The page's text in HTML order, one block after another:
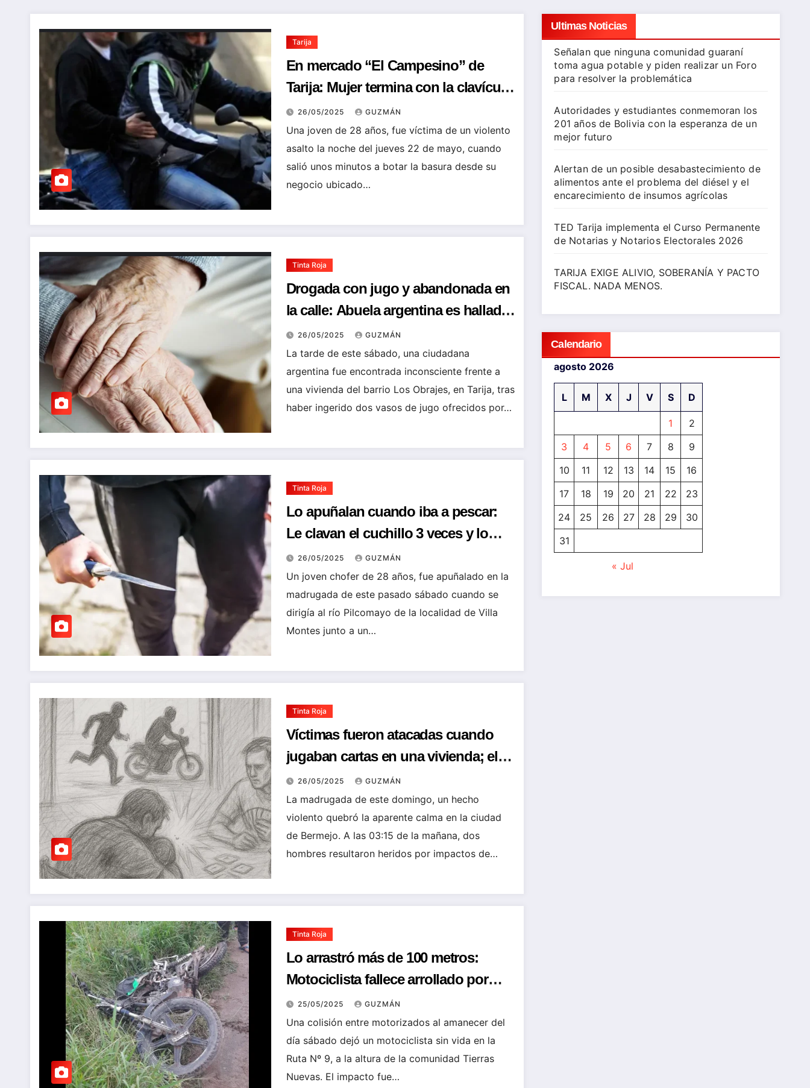
Tarija
En mercado “El Campesino” de
Tarija: Mujer termina con la clavícula
rota tras brutal asalto por
“motochorros”
26/05/2025 GUZMÁN
Una joven de 28 años, fue víctima de un violento
asalto la noche del jueves 22 de mayo, cuando
salió unos minutos a botar la basura desde su
negocio ubicado…
Tinta Roja
Drogada con jugo y abandonada en
la calle: Abuela argentina es hallada
inconsciente en Tarija
26/05/2025 GUZMÁN
La tarde de este sábado, una ciudadana
argentina fue encontrada inconsciente frente a
una vivienda del barrio Los Obrajes, en Tarija, tras
haber ingerido dos vasos de jugo ofrecidos por…
Tinta Roja
Lo apuñalan cuando iba a pescar:
Le clavan el cuchillo 3 veces y lo
dejan desangrándose, sucedió en
Villa Montes
26/05/2025 GUZMÁN
Un joven chofer de 28 años, fue apuñalado en la
madrugada de este pasado sábado cuando se
dirigía al río Pilcomayo de la localidad de Villa
Montes junto a un…
Tinta Roja
Víctimas fueron atacadas cuando
jugaban cartas en una vivienda; el
atacante huyó en motocicleta.
26/05/2025 GUZMÁN
La madrugada de este domingo, un hecho
violento quebró la aparente calma en la ciudad
de Bermejo. A las 03:15 de la mañana, dos
hombres resultaron heridos por impactos de…
Tinta Roja
Lo arrastró más de 100 metros:
Motociclista fallece arrollado por
una camioneta en la ruta de la
muerte de Yacuiba
25/05/2025 GUZMÁN
Una colisión entre motorizados al amanecer del
día sábado dejó un motociclista sin vida en la
Ruta Nº 9, a la altura de la comunidad Tierras
Nuevas. El impacto fue…
Ultimas Noticias
Señalan que ninguna comunidad guaraní
toma agua potable y piden realizar un Foro
para resolver la problemática
Autoridades y estudiantes conmemoran los
201 años de Bolivia con la esperanza de un
mejor futuro
Alertan de un posible desabastecimiento de
alimentos ante el problema del diésel y el
encarecimiento de insumos agrícolas
TED Tarija implementa el Curso Permanente
de Notarias y Notarios Electorales 2026
TARIJA EXIGE ALIVIO, SOBERANÍA Y PACTO
FISCAL. NADA MENOS.
Calendario
agosto 2026
L M X J V S D
1
2
3
4 5 6 7 8
9
10
11 12 13 14 15
16
17
18 19 20 21 22
23
24
25 26 27 28 29
30
31
« Jul